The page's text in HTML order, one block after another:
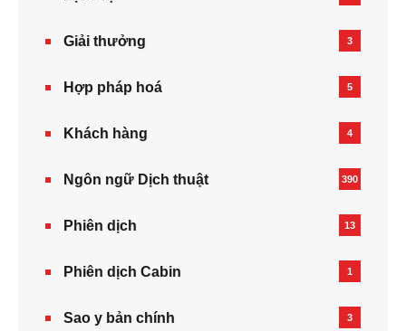
Giải thưởng 3
Hợp pháp hoá 5
Khách hàng 4
Ngôn ngữ Dịch thuật 390
Phiên dịch 13
Phiên dịch Cabin 1
Sao y bản chính 3